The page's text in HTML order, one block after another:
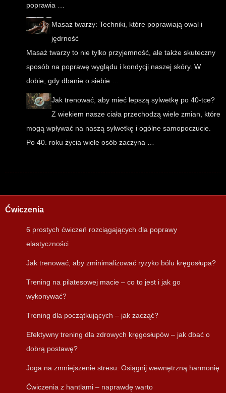
poprawia …
Masaż twarzy: Techniki, które poprawiają owal i
jędrność
Masaż twarzy to nie tylko przyjemność, ale także skuteczny
sposób na poprawę wyglądu i kondycji naszej skóry. W
dobie, gdy dbanie o siebie …
Jak trenować, aby mieć lepszą sylwetkę po 40-tce?
Z wiekiem nasze ciała przechodzą wiele zmian, które
mogą wpływać na naszą sylwetkę i ogólne samopoczucie.
Po 40. roku życia wiele osób zaczyna …
Ćwiczenia
6 prostych ćwiczeń rozciągających dla poprawy
elastyczności
Jak trenować, aby zminimalizować ryzyko bólu kręgosłupa?
Trening na pilatesowej macie – co to jest i jak go
wykonywać?
Trening dla początkujących – jak zacząć?
Efektywny trening dla zdrowych kręgosłupów – jak dbać o
dobrą postawę?
Joga na zmniejszenie stresu: Osiągnij wewnętrzną harmonię
Ćwiczenia z hantlami – naprawdę warto